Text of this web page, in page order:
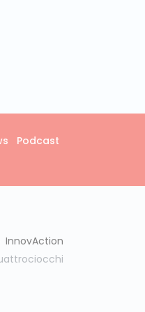
Podcast
InnovAction